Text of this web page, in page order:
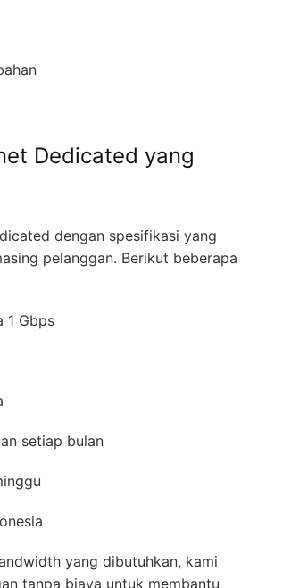
Dedicated yang
dengan spesifikasi yang
pelanggan. Berikut beberapa
1 Gbps
setiap bulan
yang dibutuhkan, kami
tanpa biaya untuk membantu